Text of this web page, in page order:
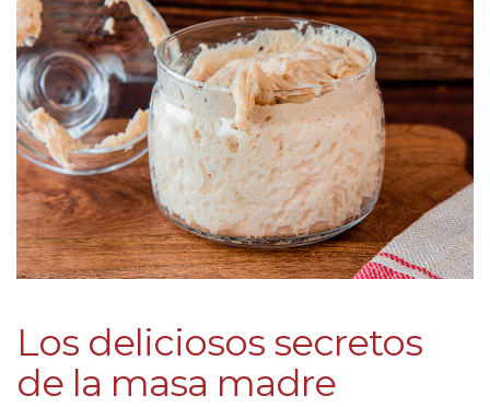
Los deliciosos secretos
de la masa madre